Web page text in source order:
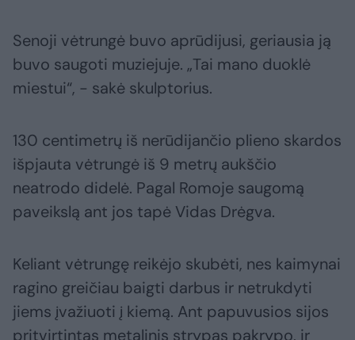
Senoji vėtrungė buvo aprūdijusi, geriausia ją
buvo saugoti muziejuje. „Tai mano duoklė
miestui“, - sakė skulptorius.
130 centimetrų iš nerūdijančio plieno skardos
išpjauta vėtrungė iš 9 metrų aukščio
neatrodo didelė. Pagal Romoje saugomą
paveikslą ant jos tapė Vidas Drėgva.
Keliant vėtrungę reikėjo skubėti, nes kaimynai
ragino greičiau baigti darbus ir netrukdyti
jiems įvažiuoti į kiemą. Ant papuvusios sijos
pritvirtintas metalinis strypas pakrypo, ir